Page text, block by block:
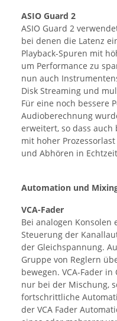
ASIO Guard 2
ASIO Guard 2
bei denen die Latenz
Playback-Spuren mit
um Performance zu
nun auch
Disk Streaming und
Für eine noch bessere
Audioberechnung
erweitert, so dass
mit hoher
und Abhören in
Automation und
VCA-Fader
Bei analogen Konsolen
Steuerung der
der Gleichspannung.
Gruppe von Reglern
bewegen. VCA-Fader
nur bei der Mischung,
fortschrittliche
der VCA Fader